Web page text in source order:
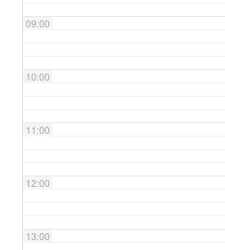
09:00
10:00
11:00
12:00
13:00